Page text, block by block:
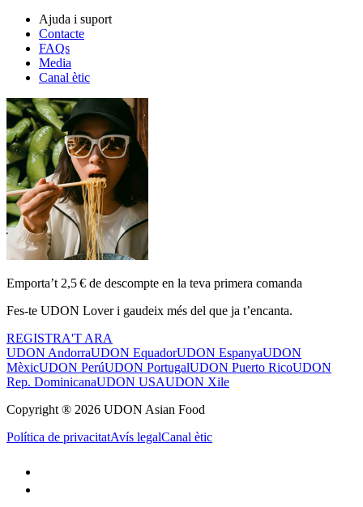
Ajuda i suport
Contacte
FAQs
Media
Canal ètic
Emporta’t 2,5 € de descompte en la teva primera comanda
Fes-te UDON Lover i gaudeix més del que ja t’encanta.
REGISTRA'T ARA
UDON AndorraUDON EquadorUDON EspanyaUDON
MèxicUDON PerúUDON PortugalUDON Puerto RicoUDON
Rep. DominicanaUDON USAUDON Xile
Copyright ® 2026 UDON Asian Food
Política de privacitatAvís legalCanal ètic